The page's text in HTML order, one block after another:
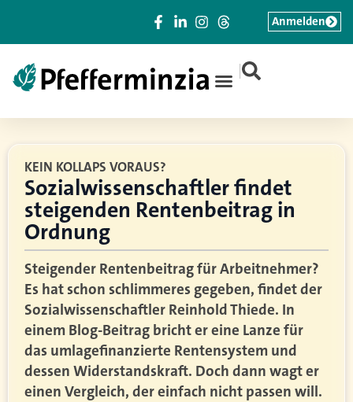
|
Anmelden
KEIN KOLLAPS VORAUS?
Sozialwissenschaftler findet
steigenden Rentenbeitrag in
Ordnung
Steigender Rentenbeitrag für Arbeitnehmer?
Es hat schon schlimmeres gegeben, findet der
Sozialwissenschaftler Reinhold Thiede. In
einem Blog-Beitrag bricht er eine Lanze für
das umlagefinanzierte Rentensystem und
dessen Widerstandskraft. Doch dann wagt er
einen Vergleich, der einfach nicht passen will.